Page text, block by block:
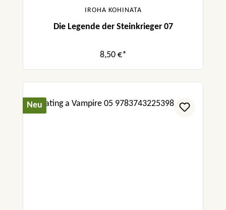
IROHA KOHINATA
Die Legende der Steinkrieger 07
8,50 €*
Neu